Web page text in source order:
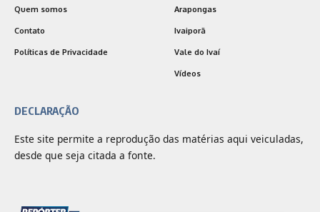
Quem somos
Contato
Políticas de Privacidade
Arapongas
Ivaiporã
Vale do Ivaí
Vídeos
DECLARAÇÃO
Este site permite a reprodução das matérias aqui veiculadas,
desde que seja citada a fonte.